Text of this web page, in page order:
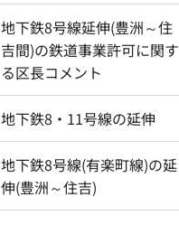
地下鉄8号線延伸(豊洲～住
吉間)の鉄道事業許可に関す
る区長コメント
地下鉄8・11号線の延伸
地下鉄8号線(有楽町線)の延
伸(豊洲～住吉)